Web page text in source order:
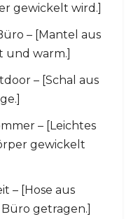
gewickelt wird.]
– [Mantel aus
und warm.]
– [Schal aus
– [Leichtes
gewickelt
– [Hose aus
getragen.]